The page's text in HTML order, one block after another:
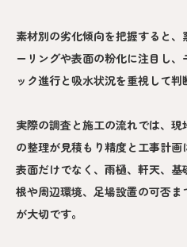
素材別の劣化傾向を把握すると
ーリングや表面の粉化に注目し
ック進行と吸水状況を重視して判
実際の調査と施工の流れでは、
の整理が見積もり精度と工事計
表面だけでなく、雨樋、軒天、
根や周辺環境、足場設置の可否
が大切です。